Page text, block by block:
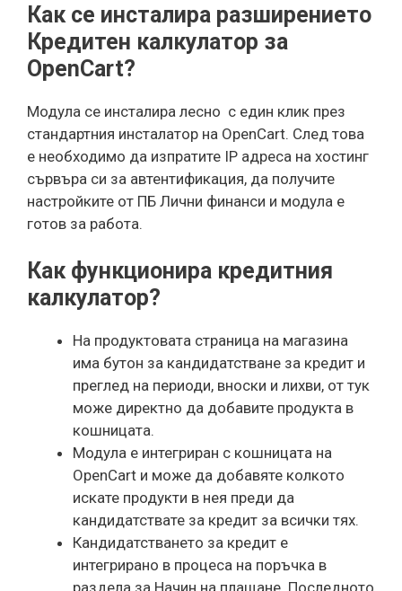
Как се инсталира разширението
Кредитен калкулатор за
OpenCart?
Модула се инсталира лесно с един клик през
стандартния инсталатор на OpenCart. След това
е необходимо да изпратите IP адреса на хостинг
сървъра си за автентификация, да получите
настройките от ПБ Лични финанси и модула е
готов за работа.
Как функционира кредитния
калкулатор?
На продуктовата страница на магазина
има бутон за кандидатстване за кредит и
преглед на периоди, вноски и лихви, от тук
може директно да добавите продукта в
кошницата.
Модула е интегриран с кошницата на
OpenCart и може да добавяте колкото
искате продукти в нея преди да
кандидатствате за кредит за всички тях.
Кандидатстването за кредит е
интегрирано в процеса на поръчка в